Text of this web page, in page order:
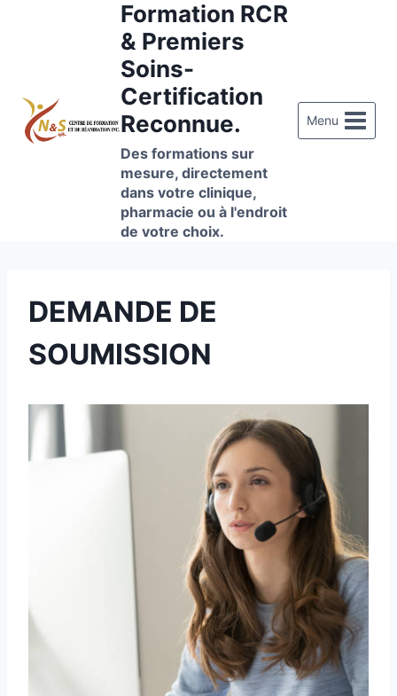
Formation RCR
& Premiers
Soins-
Certification
Reconnue.
Des formations sur
mesure, directement
dans votre clinique,
pharmacie ou à l'endroit
de votre choix.
Menu
DEMANDE DE
SOUMISSION